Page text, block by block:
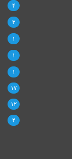
۴
۳
۱
۱
۱
۱۷
۱۲
۴